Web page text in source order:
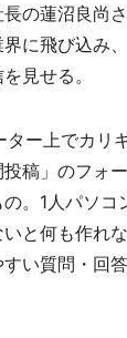
の蓮沼良尚
に飛び込み
見せる。
ー上でカリ
稿」のフォ
。1人パソ
と何も作れ
い質問・回